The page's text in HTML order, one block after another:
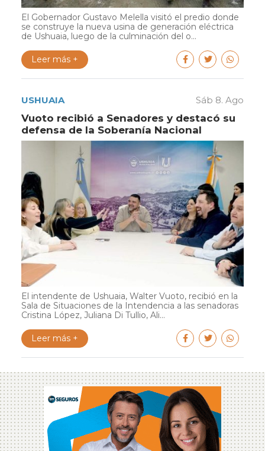
El Gobernador Gustavo Melella visitó el predio donde
se construye la nueva usina de generación eléctrica
de Ushuaia, luego de la culminación del o...
Leer más +
USHUAIA Sáb 8. Ago
Vuoto recibió a Senadores y destacó su
defensa de la Soberanía Nacional
El intendente de Ushuaia, Walter Vuoto, recibió en la
Sala de Situaciones de la Intendencia a las senadoras
Cristina López, Juliana Di Tullio, Ali...
Leer más +